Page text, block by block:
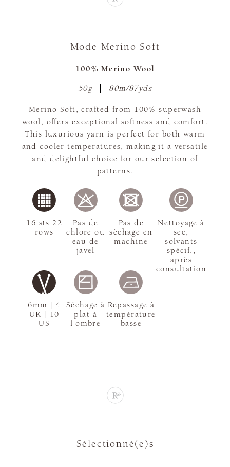
Mode Merino Soft
100% Merino Wool
50g 80m/87yds
Merino Soft, crafted from 100% superwash
wool, offers exceptional softness and comfort.
This luxurious yarn is perfect for both warm
and cooler temperatures, making it a versatile
and delightful choice for our selection of
patterns.
6mm | 4
UK | 10
US
16 sts 22
rows
Pas de
chlore ou
eau de
javel
Pas de
sèchage en
machine
Nettoyage à
sec,
solvants
spécif.,
après
consultation
Séchage à
plat à
l'ombre
Repassage à
température
basse
Sélectionné(e)s